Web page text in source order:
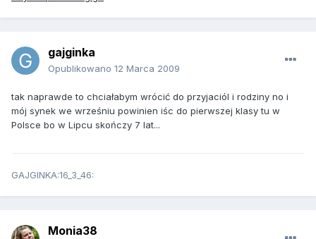
gajginka
Opublikowano 12 Marca 2009
tak naprawde to chciałabym wrócić do przyjaciól i rodziny no i
mój synek we wrześniu powinien iśc do pierwszej klasy tu w
Polsce bo w Lipcu skończy 7 lat...
GAJGINKA:16_3_46:
Monia38